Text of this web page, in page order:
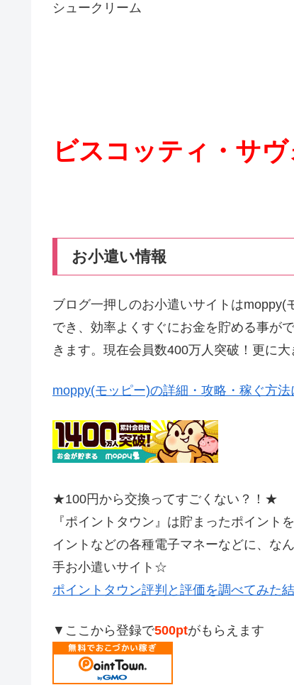
シュークリーム
ビスコッティ・サ
お小遣い情報
ブログ一押しのお小遣いサイトは
でき、効率よくすぐにお金を貯める事が
きます。現在会員数400万人突破！更に
moppy(モッピー)の詳細・攻略・稼ぐ方法
★100円から交換ってすごくない？！★
『ポイントタウン』は貯まったポイント
イントなどの各種電子マネーなどに、な
手お小遣いサイト☆
ポイントタウン評判と評価を調べてみた
▼ここから登録で500ptがもらえます